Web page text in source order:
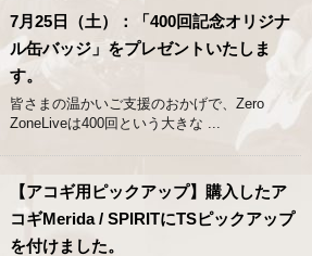
7月25日（土）：「400回記念オリジナ
ル缶バッジ」をプレゼントいたしま
す。
皆さまの温かいご支援のおかげで、Zero
ZoneLiveは400回という大きな ...
【アコギ用ピックアップ】購入したア
コギMerida / SPIRITにTSピックアップ
を付けました。